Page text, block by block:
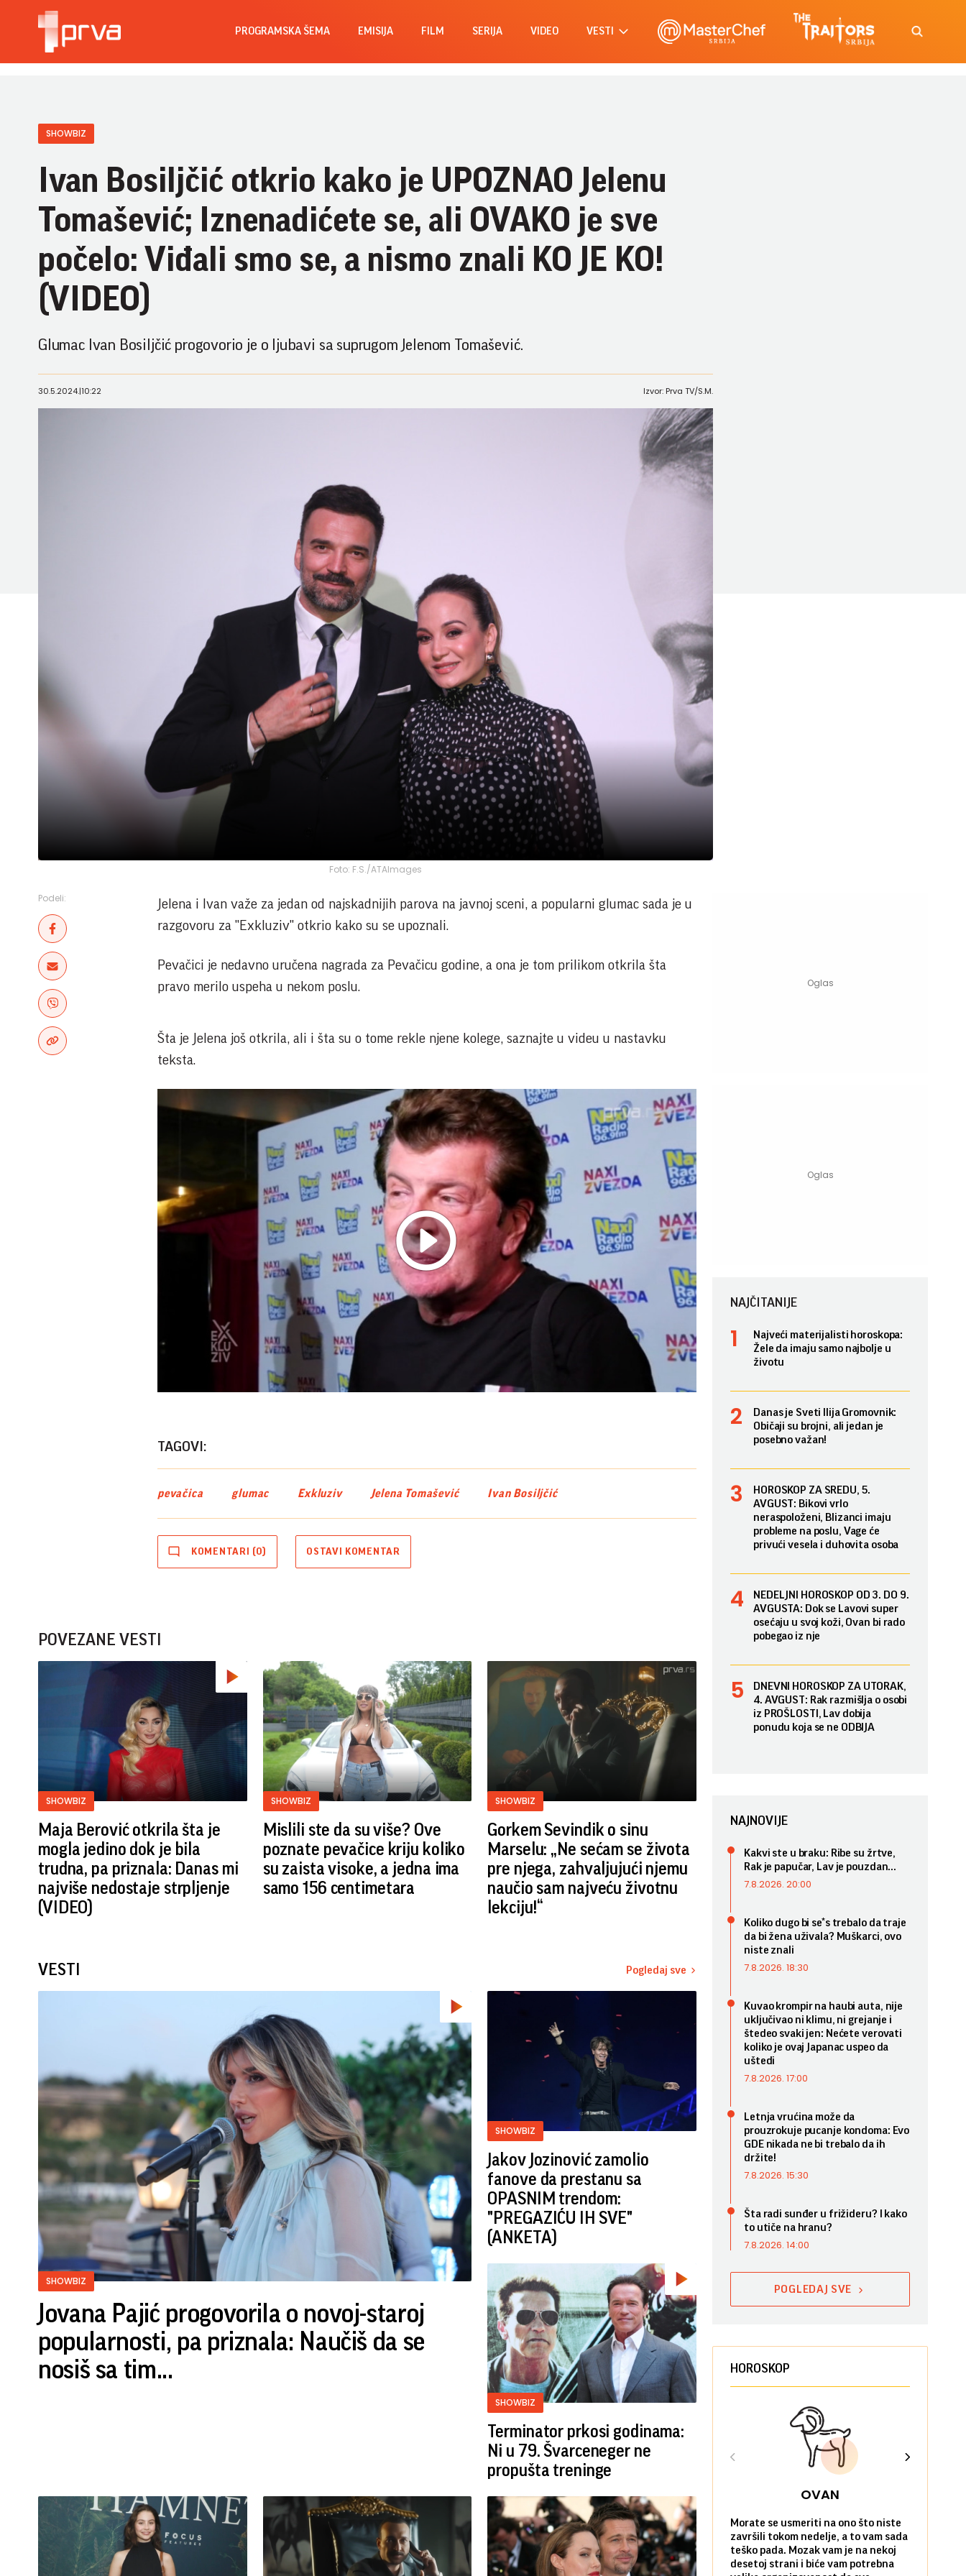
PROGRAMSKA ŠEMA EMISIJA FILM SERIJA VIDEO VESTI
SHOWBIZ
Ivan Bosiljčić otkrio kako je UPOZNAO Jelenu
Tomašević; Iznenadićete se, ali OVAKO je sve
počelo: Viđali smo se, a nismo znali KO JE KO!
(VIDEO)
Glumac Ivan Bosiljčić progovorio je o ljubavi sa suprugom Jelenom Tomašević.
Foto: F.S./ATAImages
30.5.2024.|10:22 Izvor: Prva TV/S.M.
Podeli:
Jelena i Ivan važe za jedan od najskadnijih parova na javnoj sceni, a popularni glumac sada je u
razgovoru za "Exkluziv" otkrio kako su se upoznali.
Pevačici je nedavno uručena nagrada za Pevačicu godine, a ona je tom prilikom otkrila šta
pravo merilo uspeha u nekom poslu.
Šta je Jelena još otkrila, ali i šta su o tome rekle njene kolege, saznajte u videu u nastavku
teksta.
Play
Video
TAGOVI:
pevačica glumac Exkluziv Jelena Tomašević Ivan Bosiljčić
KOMENTARI (0) OSTAVI KOMENTAR
POVEZANE VESTI
SHOWBIZ
Maja Berović otkrila šta je
mogla jedino dok je bila
trudna, pa priznala: Danas mi
najviše nedostaje strpljenje
(VIDEO)
SHOWBIZ
Mislili ste da su više? Ove
poznate pevačice kriju koliko
su zaista visoke, a jedna ima
samo 156 centimetara
SHOWBIZ
Gorkem Sevindik o sinu
Marselu: „Ne sećam se života
pre njega, zahvaljujući njemu
naučio sam najveću životnu
lekciju!“
VESTI Pogledaj sve
SHOWBIZ
Jovana Pajić progovorila o novoj-staroj
popularnosti, pa priznala: Naučiš da se
nosiš sa tim...
SHOWBIZ
Jakov Jozinović zamolio
fanove da prestanu sa
OPASNIM trendom:
"PREGAZIĆU IH SVE"
(ANKETA)
SHOWBIZ
Terminator prkosi godinama:
Ni u 79. Švarceneger ne
propušta treninge
NAJČITANIJE
Najveći materijalisti horoskopa:
Žele da imaju samo najbolje u
životu
Danas je Sveti Ilija Gromovnik:
Običaji su brojni, ali jedan je
posebno važan!
HOROSKOP ZA SREDU, 5.
AVGUST: Bikovi vrlo
neraspoloženi, Blizanci imaju
probleme na poslu, Vage će
privući vesela i duhovita osoba
NEDELJNI HOROSKOP OD 3. DO 9.
AVGUSTA: Dok se Lavovi super
osećaju u svoj koži, Ovan bi rado
pobegao iz nje
DNEVNI HOROSKOP ZA UTORAK,
4. AVGUST: Rak razmišlja o osobi
iz PROŠLOSTI, Lav dobija
ponudu koja se ne ODBIJA
NAJNOVIJE
Kakvi ste u braku: Ribe su žrtve,
Rak je papučar, Lav je pouzdan...
7.8.2026. 20:00
Koliko dugo bi se*s trebalo da traje
da bi žena uživala? Muškarci, ovo
niste znali
7.8.2026. 18:30
Kuvao krompir na haubi auta, nije
uključivao ni klimu, ni grejanje i
štedeo svaki jen: Nećete verovati
koliko je ovaj Japanac uspeo da
uštedi
7.8.2026. 17:00
Letnja vrućina može da
prouzrokuje pucanje kondoma: Evo
GDE nikada ne bi trebalo da ih
držite!
7.8.2026. 15:30
Šta radi sunđer u frižideru? I kako
to utiče na hranu?
7.8.2026. 14:00
POGLEDAJ SVE
HOROSKOP
OVAN
Morate se usmeriti na ono što niste
završili tokom nedelje, a to vam sada
teško pada. Mozak vam je na nekoj
desetoj strani i biće vam potrebna